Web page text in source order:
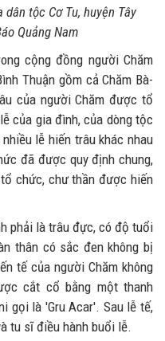
tộc Cơ Tu, huyện Tây
Quảng Nam
cộng đồng người Chăm
Thuận gồm cả Chăm Bà-
của người Chăm được tổ
của gia đình, của dòng tộc
lễ hiến trâu khác nhau
đã được quy định chung,
chức, chư thần được hiến
phải là trâu đực, có độ tuổi
thân có sắc đen không bị
tế của người Chăm không
cắt cổ bằng một thanh
gọi là 'Gru Acar'. Sau lễ tế,
tu sĩ điều hành buổi lễ.